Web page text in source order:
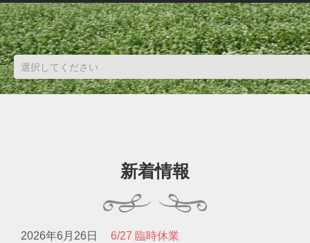
新着情報
2026年6月26日
6/27 臨時休業